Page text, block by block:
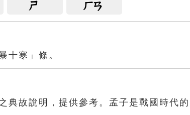
ㄕ ㄏㄢ
十寒」條。
典故說明，提供參考。孟子是戰國時代